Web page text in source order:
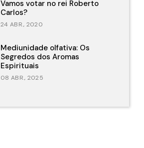
Vamos votar no rei Roberto
Carlos?
24 ABR., 2020
Mediunidade olfativa: Os
Segredos dos Aromas
Espirituais
08 ABR., 2025